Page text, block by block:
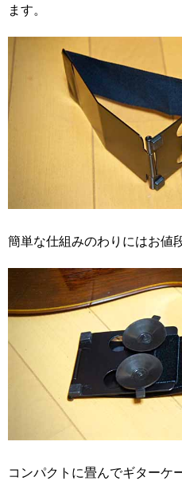
ます。
簡単な仕組みのわりにはお値
コンパクトに畳んでギターケ